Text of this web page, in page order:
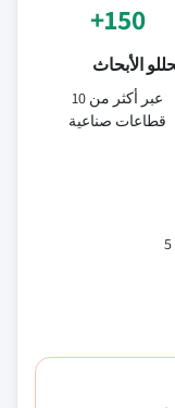
150+
الأبحاث
عبر أكثر من 10
قطاعات صناعية
قيمة العلاقة لمدة 5